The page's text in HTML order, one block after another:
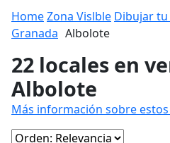
HomeZona Vislble Dibujar
Granada Albolote
22 locales en
Albolote
Más información sobre